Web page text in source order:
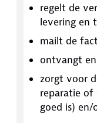
regelt de
levering en
mailt de
ontvangt
zorgt voor
reparatie of
goed is)